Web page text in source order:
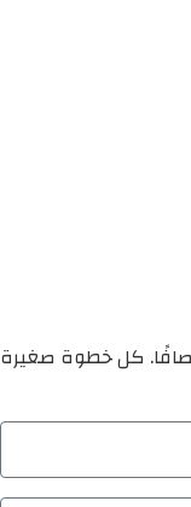
كل خطوة صغيرة